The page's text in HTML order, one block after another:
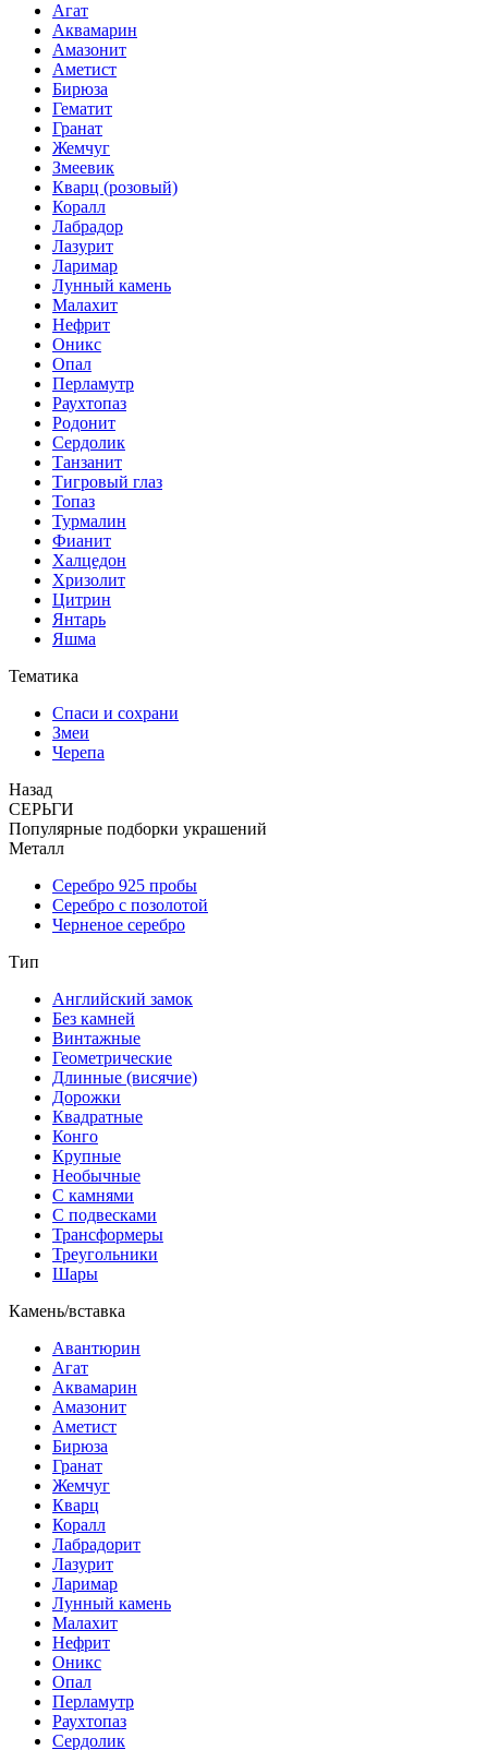
Агат
Аквамарин
Амазонит
Аметист
Бирюза
Гематит
Гранат
Жемчуг
Змеевик
Кварц (розовый)
Коралл
Лабрадор
Лазурит
Ларимар
Лунный камень
Малахит
Нефрит
Оникс
Опал
Перламутр
Раухтопаз
Родонит
Сердолик
Танзанит
Тигровый глаз
Топаз
Турмалин
Фианит
Халцедон
Хризолит
Цитрин
Янтарь
Яшма
Тематика
Спаси и сохрани
Змеи
Черепа
Назад
СЕРЬГИ
Популярные подборки украшений
Металл
Серебро 925 пробы
Серебро с позолотой
Черненое серебро
Тип
Английский замок
Без камней
Винтажные
Геометрические
Длинные (висячие)
Дорожки
Квадратные
Конго
Крупные
Необычные
С камнями
С подвесками
Трансформеры
Треугольники
Шары
Камень/вставка
Авантюрин
Агат
Аквамарин
Амазонит
Аметист
Бирюза
Гранат
Жемчуг
Кварц
Коралл
Лабрадорит
Лазурит
Ларимар
Лунный камень
Малахит
Нефрит
Оникс
Опал
Перламутр
Раухтопаз
Сердолик